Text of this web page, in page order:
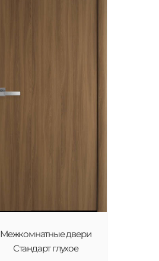
Межкомнатные двери
Стандарт глухое